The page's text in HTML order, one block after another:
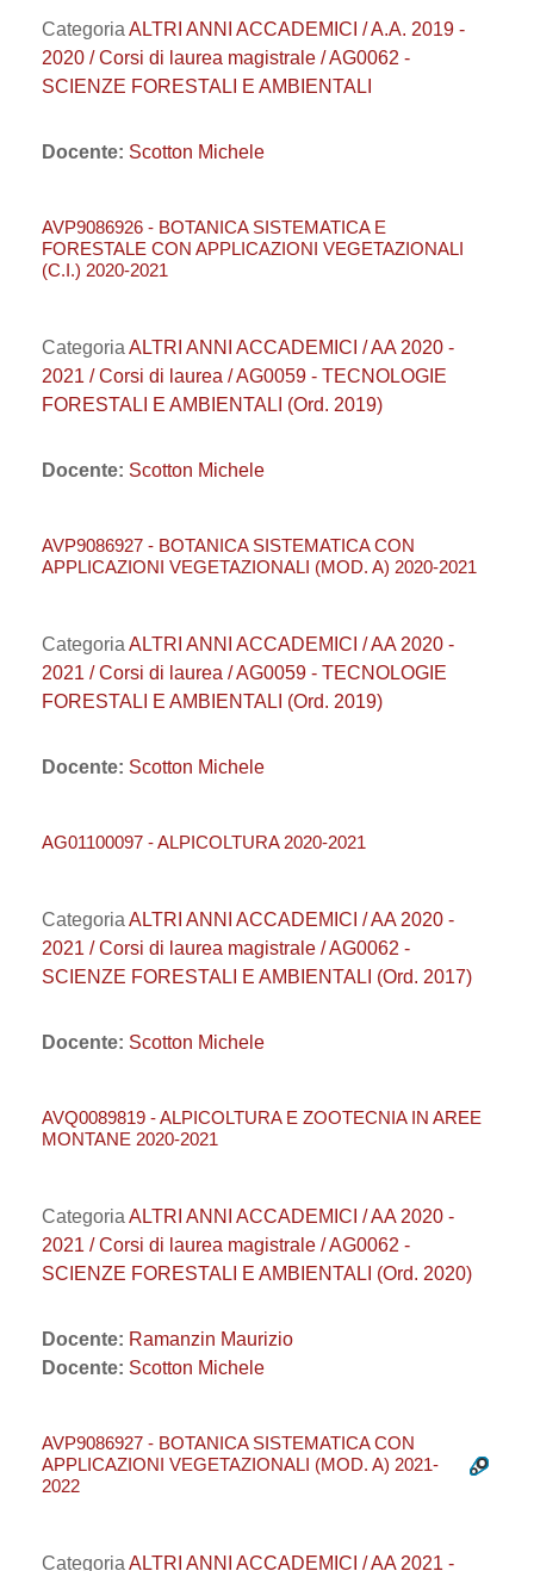
Categoria ALTRI ANNI ACCADEMICI / A.A. 2019 -
2020 / Corsi di laurea magistrale / AG0062 -
SCIENZE FORESTALI E AMBIENTALI
Docente: Scotton Michele
AVP9086926 - BOTANICA SISTEMATICA E
FORESTALE CON APPLICAZIONI VEGETAZIONALI
(C.I.) 2020-2021
Categoria ALTRI ANNI ACCADEMICI / AA 2020 -
2021 / Corsi di laurea / AG0059 - TECNOLOGIE
FORESTALI E AMBIENTALI (Ord. 2019)
Docente: Scotton Michele
AVP9086927 - BOTANICA SISTEMATICA CON
APPLICAZIONI VEGETAZIONALI (MOD. A) 2020-2021
Categoria ALTRI ANNI ACCADEMICI / AA 2020 -
2021 / Corsi di laurea / AG0059 - TECNOLOGIE
FORESTALI E AMBIENTALI (Ord. 2019)
Docente: Scotton Michele
AG01100097 - ALPICOLTURA 2020-2021
Categoria ALTRI ANNI ACCADEMICI / AA 2020 -
2021 / Corsi di laurea magistrale / AG0062 -
SCIENZE FORESTALI E AMBIENTALI (Ord. 2017)
Docente: Scotton Michele
AVQ0089819 - ALPICOLTURA E ZOOTECNIA IN AREE
MONTANE 2020-2021
Categoria ALTRI ANNI ACCADEMICI / AA 2020 -
2021 / Corsi di laurea magistrale / AG0062 -
SCIENZE FORESTALI E AMBIENTALI (Ord. 2020)
Docente: Ramanzin Maurizio
Docente: Scotton Michele
AVP9086927 - BOTANICA SISTEMATICA CON
APPLICAZIONI VEGETAZIONALI (MOD. A) 2021-
2022
Categoria ALTRI ANNI ACCADEMICI / AA 2021 -